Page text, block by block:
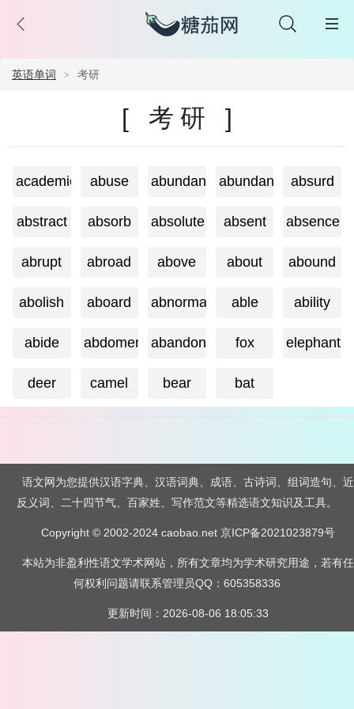
英语单词 考研
[ 考研 ]
academic abuse abundant abundance absurd
abstract absorb absolute absent absence
abrupt abroad above about abound
abolish aboard abnormal able ability
abide abdomen abandon fox elephant
deer camel bear bat
语文网为您提供汉语字典、汉语词典、成语、古诗词、组词造句、近
反义词、二十四节气、百家姓、写作范文等精选语文知识及工具。
Copyright © 2002-2024 caobao.net 京ICP备2021023879号
本站为非盈利性语文学术网站，所有文章均为学术研究用途，若有任
何权利问题请联系管理员QQ：605358336
更新时间：2026-08-06 18:05:33